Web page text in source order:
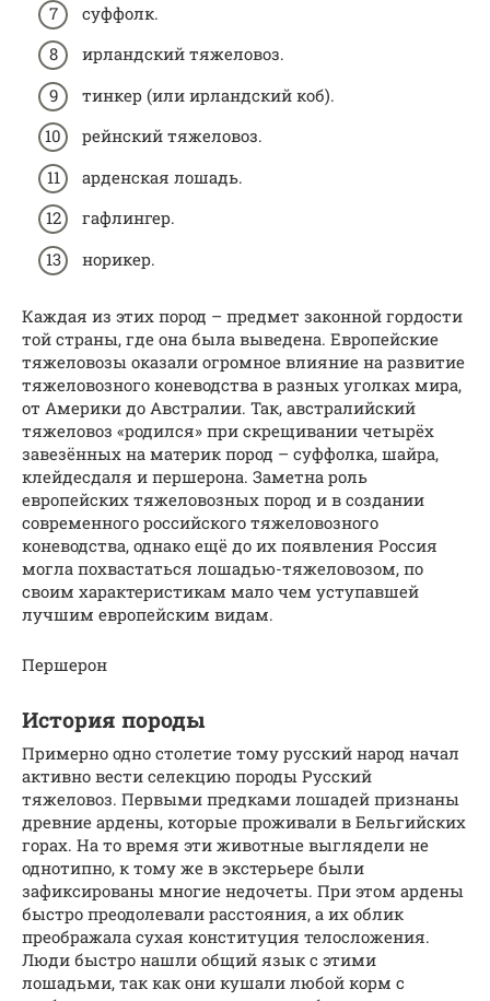
суффолк.
ирландский тяжеловоз.
тинкер (или ирландский коб).
рейнский тяжеловоз.
арденская лошадь.
гафлингер.
норикер.
Каждая из этих пород – предмет законной гордости
той страны, где она была выведена. Европейские
тяжеловозы оказали огромное влияние на развитие
тяжеловозного коневодства в разных уголках мира,
от Америки до Австралии. Так, австралийский
тяжеловоз «родился» при скрещивании четырёх
завезённых на материк пород – суффолка, шайра,
клейдесдаля и першерона. Заметна роль
европейских тяжеловозных пород и в создании
современного российского тяжеловозного
коневодства, однако ещё до их появления Россия
могла похвастаться лошадью-тяжеловозом, по
своим характеристикам мало чем уступавшей
лучшим европейским видам.
Першерон
История породы
Примерно одно столетие тому русский народ начал
активно вести селекцию породы Русский
тяжеловоз. Первыми предками лошадей признаны
древние ардены, которые проживали в Бельгийских
горах. На то время эти животные выглядели не
однотипно, к тому же в экстерьере были
зафиксированы многие недочеты. При этом ардены
быстро преодолевали расстояния, а их облик
преображала сухая конституция телосложения.
Люди быстро нашли общий язык с этими
лошадьми, так как они кушали любой корм с